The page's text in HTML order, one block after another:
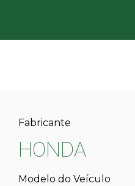
Fabricante
HONDA
Modelo do Veículo